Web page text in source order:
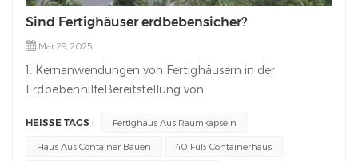
Sind Fertighäuser erdbebensicher?
Mar 29, 2025
1. Kernanwendungen von Fertighäusern in der
ErdbebenhilfeBereitstellung von
Stunden nach der Katastrophe, um den vertriebenen
Bevölkerungsgruppen sofort Wohnraum zu bieten (z.
HEISSE TAGS : Fertighaus Aus Raumkapseln
Haus Aus Container Bauen 40 Fuß Containerhaus